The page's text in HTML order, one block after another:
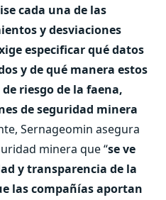
cada una de las
y desviaciones
especificar qué datos
y de qué manera estos
riesgo de la faena,
de seguridad minera
Sernageomin asegura
minera que “se ve
y transparencia de la
las compañías aportan